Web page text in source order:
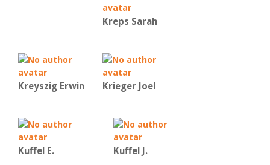
Kreps Sarah
Kreyszig Erwin Krieger Joel
Kuffel E. Kuffel J.